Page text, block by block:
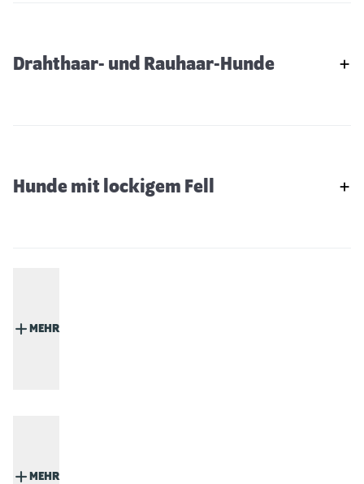
Drahthaar- und Rauhaar-Hunde
Hunde mit lockigem Fell
MEHR
MEHR